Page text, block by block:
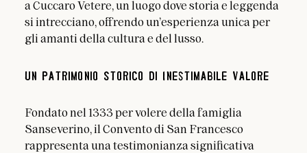
a Cuccaro Vetere, un luogo dove storia e leggenda
si intrecciano, offrendo un’esperienza unica per
gli amanti della cultura e del lusso.
Un Patrimonio Storico di Inestimabile Valore
Fondato nel 1333 per volere della famiglia
Sanseverino, il Convento di San Francesco
rappresenta una testimonianza significativa